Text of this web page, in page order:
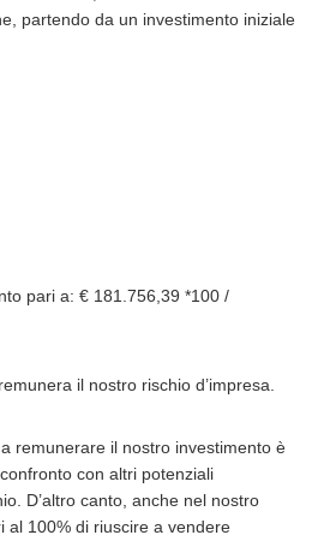
partendo da un investimento iniziale
pari a: € 181.756,39 *100 /
il nostro rischio d’impresa.
remunerare il nostro investimento è
con altri potenziali
D’altro canto, anche nel nostro
al 100% di riuscire a vendere